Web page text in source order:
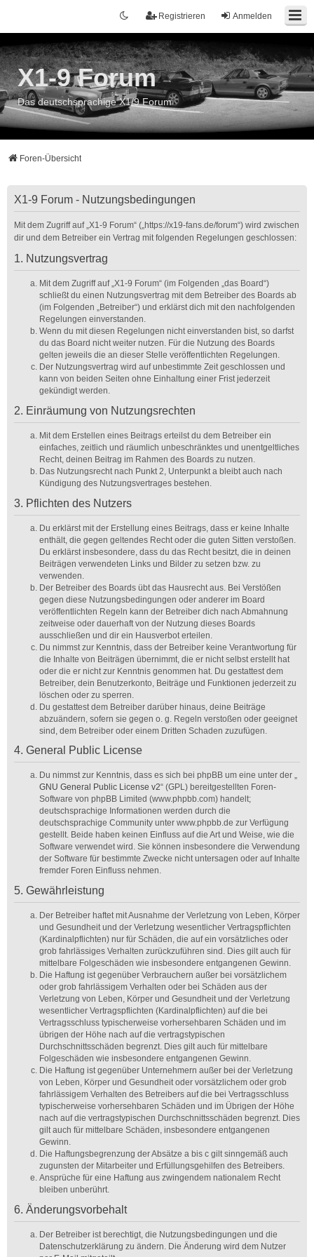
Anmelden
Registrieren
X1-9 Forum
Das deutschsprachige X1/9 Forum
Foren-Übersicht
X1-9 Forum - Nutzungsbedingungen
Mit dem Zugriff auf „X1-9 Forum“ („https://x19-fans.de/forum“) wird zwischen
dir und dem Betreiber ein Vertrag mit folgenden Regelungen geschlossen:
1. Nutzungsvertrag
Mit dem Zugriff auf „X1-9 Forum“ (im Folgenden „das Board“)
schließt du einen Nutzungsvertrag mit dem Betreiber des Boards ab
(im Folgenden „Betreiber“) und erklärst dich mit den nachfolgenden
Regelungen einverstanden.
Wenn du mit diesen Regelungen nicht einverstanden bist, so darfst
du das Board nicht weiter nutzen. Für die Nutzung des Boards
gelten jeweils die an dieser Stelle veröffentlichten Regelungen.
Der Nutzungsvertrag wird auf unbestimmte Zeit geschlossen und
kann von beiden Seiten ohne Einhaltung einer Frist jederzeit
gekündigt werden.
2. Einräumung von Nutzungsrechten
Mit dem Erstellen eines Beitrags erteilst du dem Betreiber ein
einfaches, zeitlich und räumlich unbeschränktes und unentgeltliches
Recht, deinen Beitrag im Rahmen des Boards zu nutzen.
Das Nutzungsrecht nach Punkt 2, Unterpunkt a bleibt auch nach
Kündigung des Nutzungsvertrages bestehen.
3. Pflichten des Nutzers
Du erklärst mit der Erstellung eines Beitrags, dass er keine Inhalte
enthält, die gegen geltendes Recht oder die guten Sitten verstoßen.
Du erklärst insbesondere, dass du das Recht besitzt, die in deinen
Beiträgen verwendeten Links und Bilder zu setzen bzw. zu
verwenden.
Der Betreiber des Boards übt das Hausrecht aus. Bei Verstößen
gegen diese Nutzungsbedingungen oder anderer im Board
veröffentlichten Regeln kann der Betreiber dich nach Abmahnung
zeitweise oder dauerhaft von der Nutzung dieses Boards
ausschließen und dir ein Hausverbot erteilen.
Du nimmst zur Kenntnis, dass der Betreiber keine Verantwortung für
die Inhalte von Beiträgen übernimmt, die er nicht selbst erstellt hat
oder die er nicht zur Kenntnis genommen hat. Du gestattest dem
Betreiber, dein Benutzerkonto, Beiträge und Funktionen jederzeit zu
löschen oder zu sperren.
Du gestattest dem Betreiber darüber hinaus, deine Beiträge
abzuändern, sofern sie gegen o. g. Regeln verstoßen oder geeignet
sind, dem Betreiber oder einem Dritten Schaden zuzufügen.
4. General Public License
Du nimmst zur Kenntnis, dass es sich bei phpBB um eine unter der „
GNU General Public License v2“ (GPL) bereitgestellten Foren-
Software von phpBB Limited (www.phpbb.com) handelt;
deutschsprachige Informationen werden durch die
deutschsprachige Community unter www.phpbb.de zur Verfügung
gestellt. Beide haben keinen Einfluss auf die Art und Weise, wie die
Software verwendet wird. Sie können insbesondere die Verwendung
der Software für bestimmte Zwecke nicht untersagen oder auf Inhalte
fremder Foren Einfluss nehmen.
5. Gewährleistung
Der Betreiber haftet mit Ausnahme der Verletzung von Leben, Körper
und Gesundheit und der Verletzung wesentlicher Vertragspflichten
(Kardinalpflichten) nur für Schäden, die auf ein vorsätzliches oder
grob fahrlässiges Verhalten zurückzuführen sind. Dies gilt auch für
mittelbare Folgeschäden wie insbesondere entgangenen Gewinn.
Die Haftung ist gegenüber Verbrauchern außer bei vorsätzlichem
oder grob fahrlässigem Verhalten oder bei Schäden aus der
Verletzung von Leben, Körper und Gesundheit und der Verletzung
wesentlicher Vertragspflichten (Kardinalpflichten) auf die bei
Vertragsschluss typischerweise vorhersehbaren Schäden und im
übrigen der Höhe nach auf die vertragstypischen
Durchschnittsschäden begrenzt. Dies gilt auch für mittelbare
Folgeschäden wie insbesondere entgangenen Gewinn.
Die Haftung ist gegenüber Unternehmern außer bei der Verletzung
von Leben, Körper und Gesundheit oder vorsätzlichem oder grob
fahrlässigem Verhalten des Betreibers auf die bei Vertragsschluss
typischerweise vorhersehbaren Schäden und im Übrigen der Höhe
nach auf die vertragstypischen Durchschnittsschäden begrenzt. Dies
gilt auch für mittelbare Schäden, insbesondere entgangenen
Gewinn.
Die Haftungsbegrenzung der Absätze a bis c gilt sinngemäß auch
zugunsten der Mitarbeiter und Erfüllungsgehilfen des Betreibers.
Ansprüche für eine Haftung aus zwingendem nationalem Recht
bleiben unberührt.
6. Änderungsvorbehalt
Der Betreiber ist berechtigt, die Nutzungsbedingungen und die
Datenschutzerklärung zu ändern. Die Änderung wird dem Nutzer